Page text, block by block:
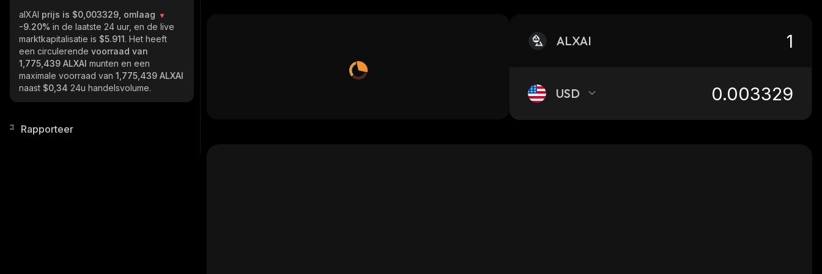
alXAI prijs is $0,003329, omlaag
-9.20% in de laatste 24 uur, en de live
marktkapitalisatie is $5.911. Het heeft
een circulerende voorraad van
1,775,439 ALXAI munten en een
maximale voorraad van 1,775,439 ALXAI
naast $0,34 24u handelsvolume.
Rapporteer
ALXAI
USD